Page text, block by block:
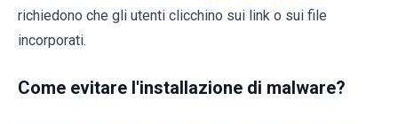
richiedono che gli utenti clicchino sui link o sui file
incorporati.
Come evitare l'installazione di malware?